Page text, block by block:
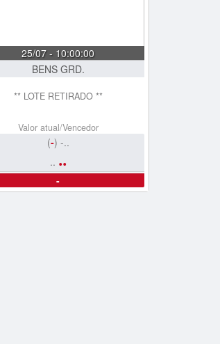
25/07 - 10:00:00
BENS GRD.
** LOTE RETIRADO **
Valor atual/Vencedor
(-) -..
.. ..
-